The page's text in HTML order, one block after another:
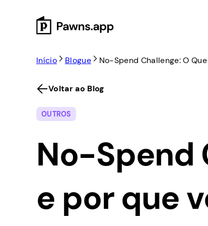
Início Blogue No-Spend Challenge: O
Voltar ao Blog
OUTROS
No-Spend
e por que